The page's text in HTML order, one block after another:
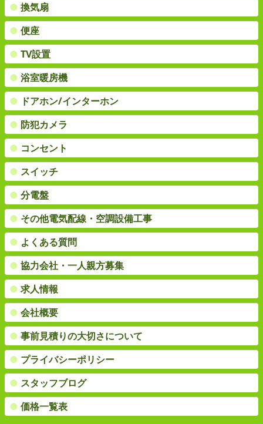
● 換気扇
● 便座
● TV設置
● 浴室暖房機
● ドアホン/インターホン
● 防犯カメラ
● コンセント
● スイッチ
● 分電盤
● その他電気配線・空調設備工事
● よくある質問
● 協力会社・一人親方募集
● 求人情報
● 会社概要
● 事前見積りの大切さについて
● プライバシーポリシー
● スタッフブログ
● 価格一覧表